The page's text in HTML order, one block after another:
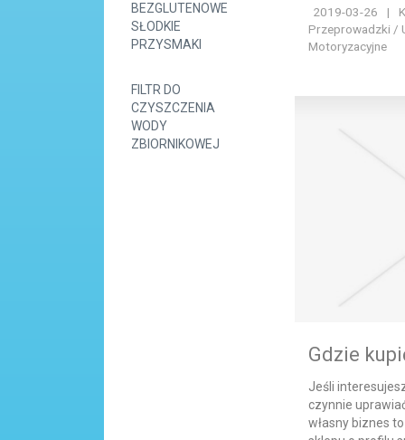
BEZGLUTENOWE
SŁODKIE
PRZYSMAKI
FILTR DO
CZYSZCZENIA
WODY
ZBIORNIKOWEJ
2019-03-26 |
Przeprowadzki /
Motoryzacyjne
Gdzie
Jeśli
czynnie
własny biznes